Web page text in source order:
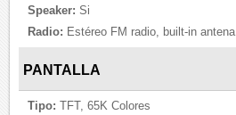
Speaker: Si
Radio: Estéreo FM radio, built-in antena
PANTALLA
Tipo: TFT, 65K Colores